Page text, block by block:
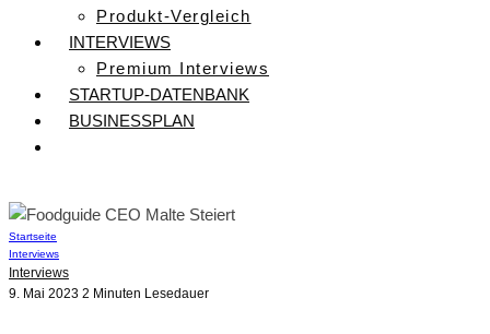
Produkt-Vergleich
INTERVIEWS
Premium Interviews
STARTUP-DATENBANK
BUSINESSPLAN
Startseite
Interviews
Interviews
9. Mai 2023 2 Minuten Lesedauer